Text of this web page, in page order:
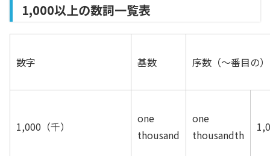
1,000以上の数詞一覧表
数字 基数 序数（〜番目の）
1,000 （千）
one
thousand
one
thousandth